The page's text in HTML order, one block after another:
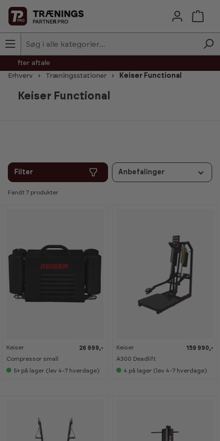
Skip to main content
efter aftale
Erhverv
Træningsstationer Keiser Functional
Keiser Functional
Filter Anbefalinger
Fandt 7 produkter
Keiser
Compressor small
26 999,-
5+ på lager (lev 4-7 hverdage)
Keiser
A300 Deadlift
159 990,-
4 på lager (lev 4-7 hverdage)